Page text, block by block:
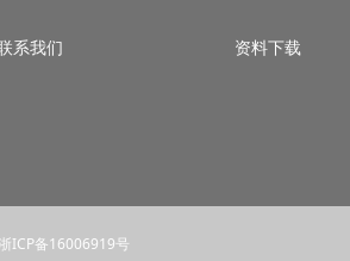
系我们 资料下载
ICP备16006919号